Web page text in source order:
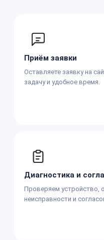
Приём заявки
Оставляете заявку на
задачу и удобное время.
Диагностика и
Проверяем устройство,
неисправности и